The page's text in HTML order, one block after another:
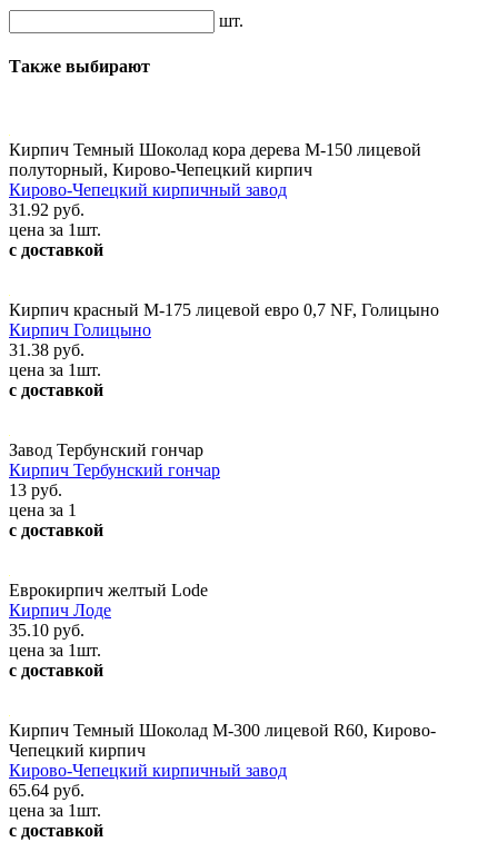
шт.
Также выбирают
Кирпич Темный Шоколад кора дерева М-150 лицевой
полуторный, Кирово-Чепецкий кирпич
Кирово-Чепецкий кирпичный завод
31.92 руб.
цена за 1шт.
с доставкой
Кирпич красный М-175 лицевой евро 0,7 NF, Голицыно
Кирпич Голицыно
31.38 руб.
цена за 1шт.
с доставкой
Завод Тербунский гончар
Кирпич Тербунский гончар
13 руб.
цена за 1
с доставкой
Еврокирпич желтый Lode
Кирпич Лоде
35.10 руб.
цена за 1шт.
с доставкой
Кирпич Темный Шоколад М-300 лицевой R60, Кирово-
Чепецкий кирпич
Кирово-Чепецкий кирпичный завод
65.64 руб.
цена за 1шт.
с доставкой